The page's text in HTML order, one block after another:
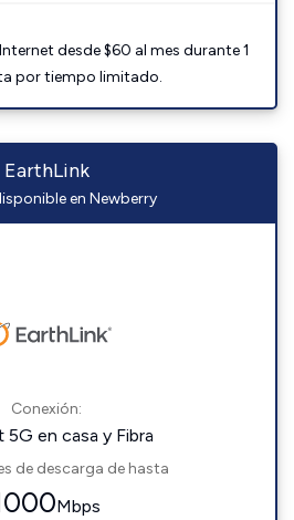
desde $60 al mes durante 1
por tiempo limitado.
EarthLink
en Newberry
Conexión:
5G en casa y Fibra
de descarga de hasta
Mbps